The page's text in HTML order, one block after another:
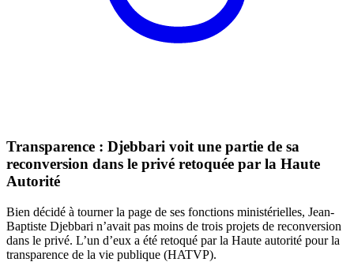
Transparence : Djebbari voit une partie de sa
reconversion dans le privé retoquée par la Haute
Autorité
Bien décidé à tourner la page de ses fonctions ministérielles, Jean-
Baptiste Djebbari n’avait pas moins de trois projets de reconversion
dans le privé. L’un d’eux a été retoqué par la Haute autorité pour la
transparence de la vie publique (HATVP).